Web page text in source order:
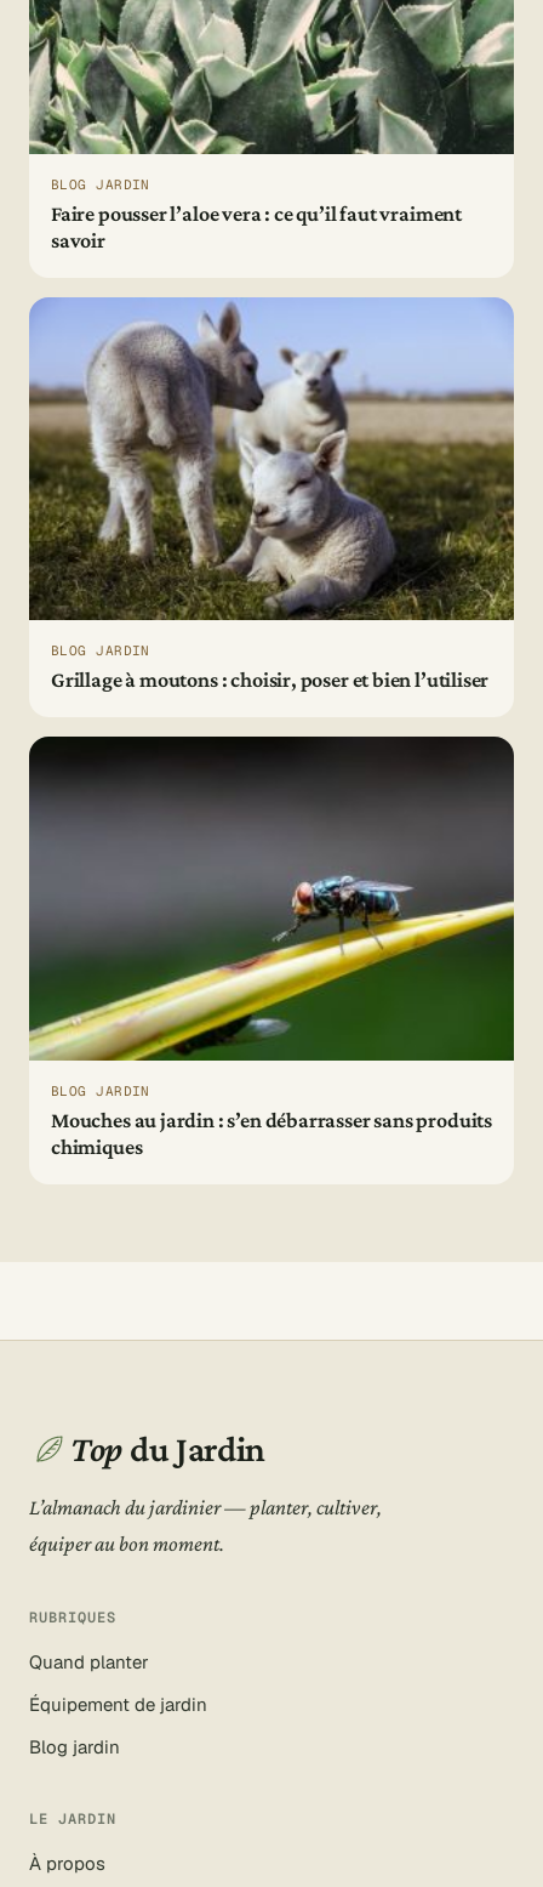
BLOG JARDIN
Faire pousser l’aloe vera : ce qu’il faut vraiment
savoir
BLOG JARDIN
Grillage à moutons : choisir, poser et bien l’utiliser
BLOG JARDIN
Mouches au jardin : s’en débarrasser sans produits
chimiques
Top du Jardin
L’almanach du jardinier — planter, cultiver,
équiper au bon moment.
RUBRIQUES
Quand planter
Équipement de jardin
Blog jardin
LE JARDIN
À propos